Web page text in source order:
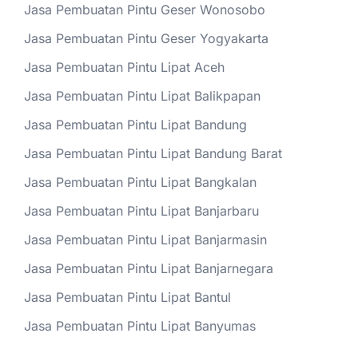
Jasa Pembuatan Pintu Geser Wonosobo
Jasa Pembuatan Pintu Geser Yogyakarta
Jasa Pembuatan Pintu Lipat Aceh
Jasa Pembuatan Pintu Lipat Balikpapan
Jasa Pembuatan Pintu Lipat Bandung
Jasa Pembuatan Pintu Lipat Bandung Barat
Jasa Pembuatan Pintu Lipat Bangkalan
Jasa Pembuatan Pintu Lipat Banjarbaru
Jasa Pembuatan Pintu Lipat Banjarmasin
Jasa Pembuatan Pintu Lipat Banjarnegara
Jasa Pembuatan Pintu Lipat Bantul
Jasa Pembuatan Pintu Lipat Banyumas